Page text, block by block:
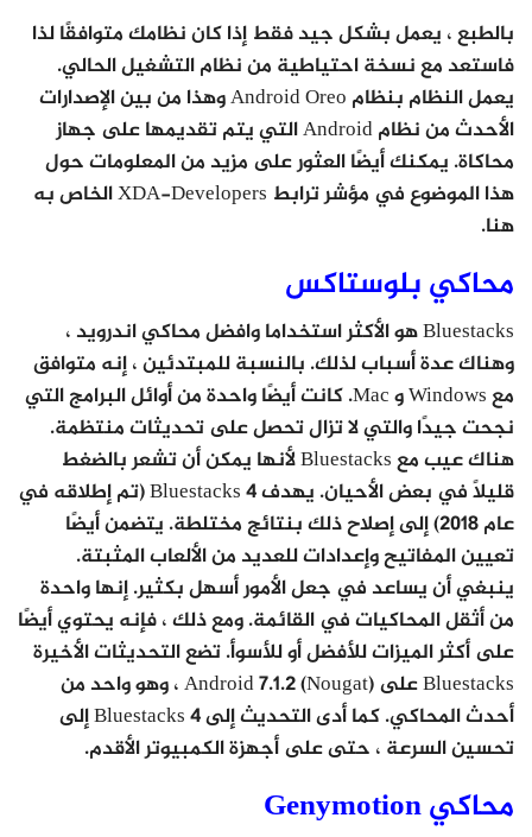
بالطبع ، يعمل بشكل جيد فقط إذا كان نظامك متوافقًا لذا
فاستعد مع نسخة احتياطية من نظام التشغيل الحالي.
يعمل النظام بنظام Android Oreo وهذا من بين الإصدارات
الأحدث من نظام Android التي يتم تقديمها على جهاز
محاكاة. يمكنك أيضًا العثور على مزيد من المعلومات حول
هذا الموضوع في مؤشر ترابط XDA-Developers الخاص به
هنا.
محاكي بلوستاكس
Bluestacks هو الأكثر استخداما وافضل محاكي اندرويد ،
وهناك عدة أسباب لذلك. بالنسبة للمبتدئين ، إنه متوافق
مع Windows و Mac. كانت أيضًا واحدة من أوائل البرامج التي
نجحت جيدًا والتي لا تزال تحصل على تحديثات منتظمة.
هناك عيب مع Bluestacks لأنها يمكن أن تشعر بالضغط
قليلاً في بعض الأحيان. يهدف Bluestacks 4 (تم إطلاقه في
عام 2018) إلى إصلاح ذلك بنتائج مختلطة. يتضمن أيضًا
تعيين المفاتيح وإعدادات للعديد من الألعاب المثبتة.
ينبغي أن يساعد في جعل الأمور أسهل بكثير. إنها واحدة
من أثقل المحاكيات في القائمة. ومع ذلك ، فإنه يحتوي أيضًا
على أكثر الميزات للأفضل أو للأسوأ. تضع التحديثات الأخيرة
Bluestacks على Android 7.1.2 (Nougat) ، وهو واحد من
أحدث المحاكي. كما أدى التحديث إلى Bluestacks 4 إلى
تحسين السرعة ، حتى على أجهزة الكمبيوتر الأقدم.
محاكي Genymotion